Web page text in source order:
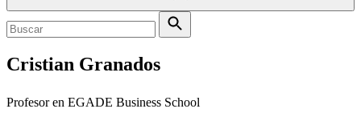
Cristian Granados
Profesor en EGADE Business School